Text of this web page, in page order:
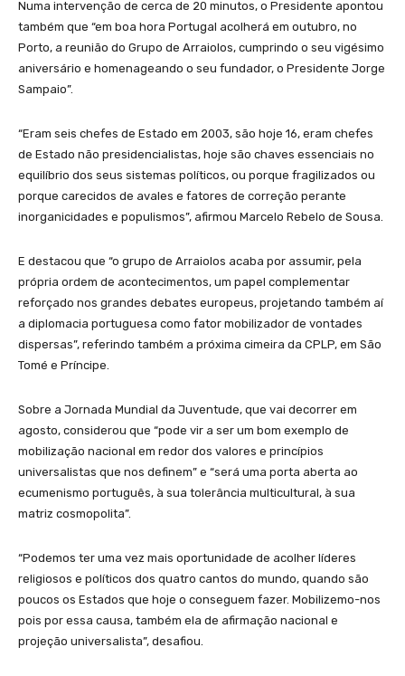
Numa intervenção de cerca de 20 minutos, o Presidente apontou
também que “em boa hora Portugal acolherá em outubro, no
Porto, a reunião do Grupo de Arraiolos, cumprindo o seu vigésimo
aniversário e homenageando o seu fundador, o Presidente Jorge
Sampaio”.
“Eram seis chefes de Estado em 2003, são hoje 16, eram chefes
de Estado não presidencialistas, hoje são chaves essenciais no
equilíbrio dos seus sistemas políticos, ou porque fragilizados ou
porque carecidos de avales e fatores de correção perante
inorganicidades e populismos”, afirmou Marcelo Rebelo de Sousa.
E destacou que “o grupo de Arraiolos acaba por assumir, pela
própria ordem de acontecimentos, um papel complementar
reforçado nos grandes debates europeus, projetando também aí
a diplomacia portuguesa como fator mobilizador de vontades
dispersas”, referindo também a próxima cimeira da CPLP, em São
Tomé e Príncipe.
Sobre a Jornada Mundial da Juventude, que vai decorrer em
agosto, considerou que “pode vir a ser um bom exemplo de
mobilização nacional em redor dos valores e princípios
universalistas que nos definem” e “será uma porta aberta ao
ecumenismo português, à sua tolerância multicultural, à sua
matriz cosmopolita”.
“Podemos ter uma vez mais oportunidade de acolher líderes
religiosos e políticos dos quatro cantos do mundo, quando são
poucos os Estados que hoje o conseguem fazer. Mobilizemo-nos
pois por essa causa, também ela de afirmação nacional e
projeção universalista”, desafiou.